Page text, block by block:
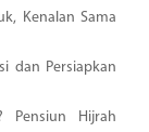
Kenalan Sama
dan Persiapkan
Pensiun Hijrah